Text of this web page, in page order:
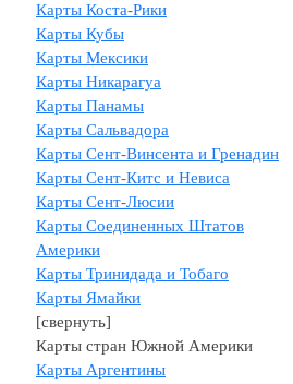
Карты Коста-Рики
Карты Кубы
Карты Мексики
Карты Никарагуа
Карты Панамы
Карты Сальвадора
Карты Сент-Винсента и Гренадин
Карты Сент-Китс и Невиса
Карты Сент-Люсии
Карты Соединенных Штатов
Америки
Карты Тринидада и Тобаго
Карты Ямайки
[свернуть]
Карты стран Южной Америки
Карты Аргентины